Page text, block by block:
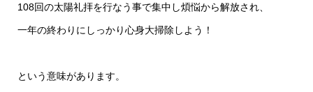
108回の太陽礼拝を行なう事で集中し煩悩から解放され、
一年の終わりにしっかり心身大掃除しよう！
という意味があります。